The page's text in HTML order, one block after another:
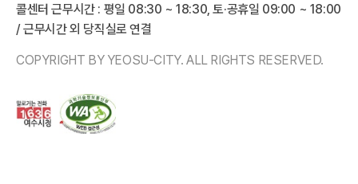
콜센터 근무시간 : 평일 08:30 ~ 18:30, 토·공휴일 09:00 ~ 18:00
/ 근무시간 외 당직실로 연결
COPYRIGHT BY YEOSU-CITY. ALL RIGHTS RESERVED.